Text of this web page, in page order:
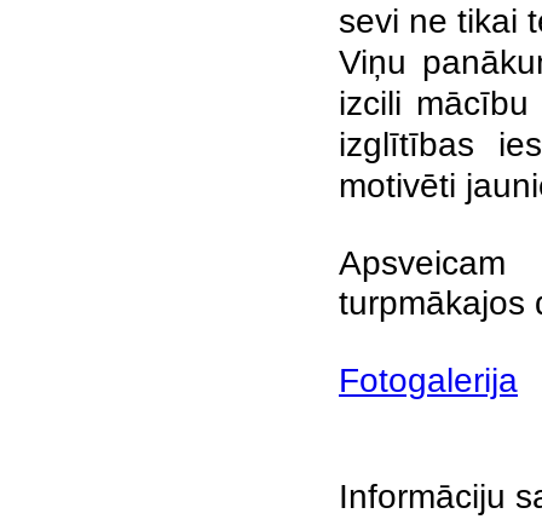
sevi ne tikai
Viņu
izcili
izglītības
motivēti
turpmākajos
Fotogalerija
Informāciju